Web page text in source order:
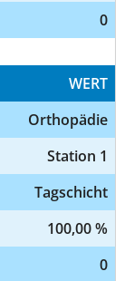
0
WERT
Orthopädie
Station 1
Tagschicht
100,00 %
0